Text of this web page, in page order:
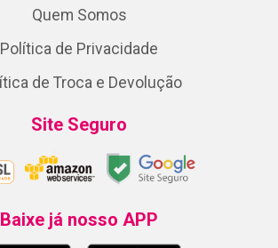
Quem Somos
Política de Privacidade
de Troca e Devolução
Site Seguro
Baixe já nosso APP